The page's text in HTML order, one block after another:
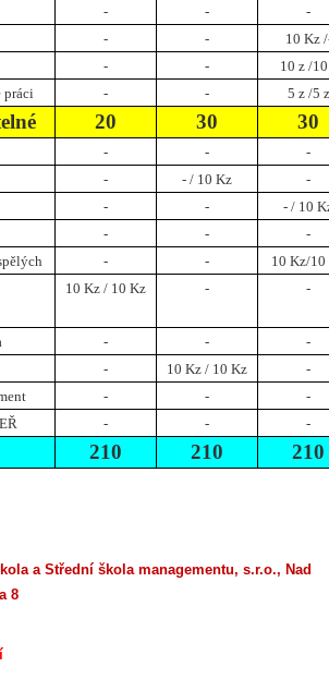
- -
-
- -
10 Kz
- -
10 z /
práci
- - 5 z /5 z
20 30 30
- -
-
- - / 10 Kz
-
- -
- / 10
- -
-
- -
10 Kz/10
10 Kz / 10 Kz - -
- -
-
- 10 Kz / 10 Kz
-
- -
-
- - -
210 210 210
a Střední škola managementu, s.r.o., Nad
8